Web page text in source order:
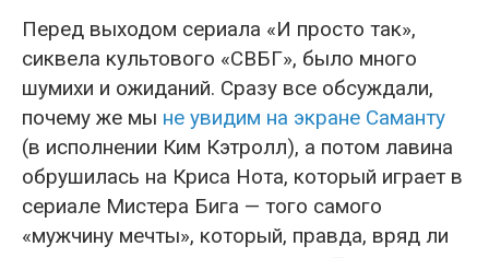
Перед выходом сериала «И просто так»,
сиквела культового «СВБГ», было много
шумихи и ожиданий. Сразу все обсуждали,
почему же мы не увидим на экране Саманту
(в исполнении Ким Кэтролл), а потом лавина
обрушилась на Криса Нота, который играет в
сериале Мистера Бига — того самого
«мужчину мечты», который, правда, вряд ли